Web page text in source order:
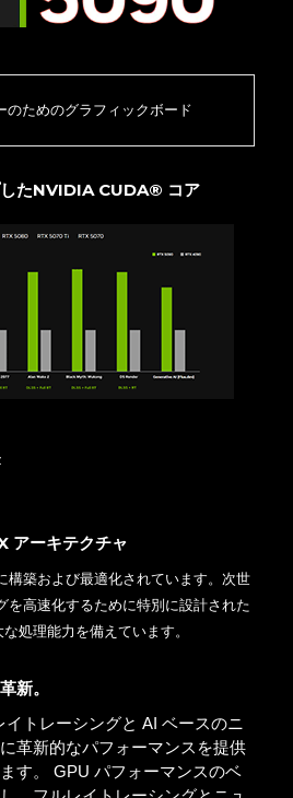
のためのグラフィックボード
たNVIDIA CUDA® コア
ーキテクチャ
構築および最適化されています。次世
を高速化するために特別に設計された
処理能力を備えています。
新。
トレーシングと AI ベースのニ
革新的なパフォーマンスを提供
す。 GPU パフォーマンスのベ